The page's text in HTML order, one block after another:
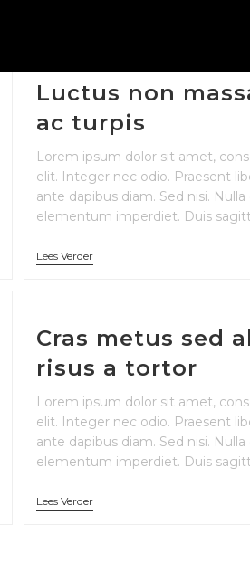
Luctus non
ac turpis
Lorem ipsum dolor sit amet,
elit. Integer nec odio. Praesent
ante dapibus diam. Sed nisi.
elementum imperdiet. Duis
Lees Verder
Cras metus sed
risus a tortor
Lorem ipsum dolor sit amet,
elit. Integer nec odio. Praesent
ante dapibus diam. Sed nisi.
elementum imperdiet. Duis
Lees Verder